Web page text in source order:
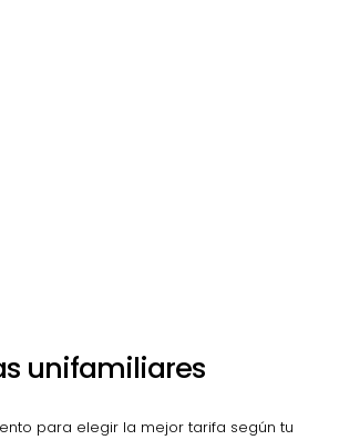
unifamiliares
para elegir la mejor tarifa según tu